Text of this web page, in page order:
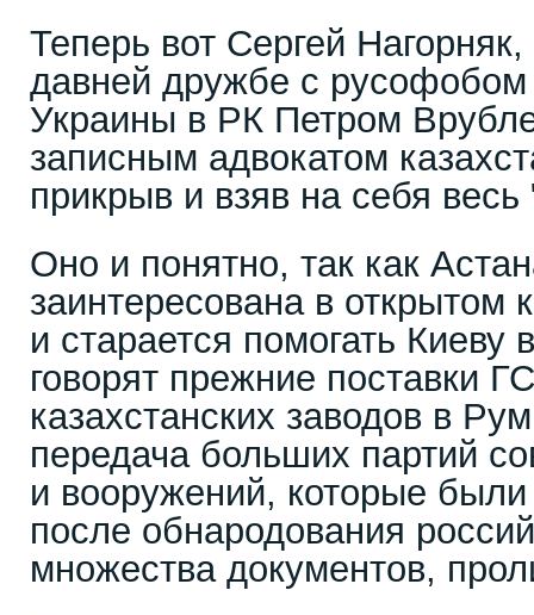
Теперь вот Сергей
давней дружбе с русофобом
Украины в РК Петром
записным адвокатом
прикрыв и взяв на себя
Оно и понятно, так как
заинтересована в открытом
и старается помогать Киеву
говорят прежние поставки
казахстанских заводов в
передача больших партий
и вооружений, которые
после обнародования
множества документов,